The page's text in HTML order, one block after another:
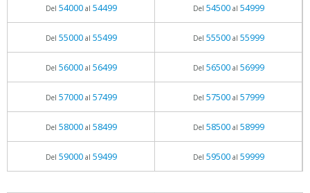
Del 54000al 54499 Del 54500al 54999
Del 55000al 55499 Del 55500al 55999
Del 56000al 56499 Del 56500al 56999
Del 57000al 57499 Del 57500al 57999
Del 58000al 58499 Del 58500al 58999
Del 59000al 59499 Del 59500al 59999